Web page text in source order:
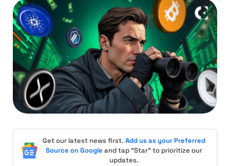
Get our latest news first. Add us as your Preferred
Source on Google and tap "Star" to prioritize our
updates.